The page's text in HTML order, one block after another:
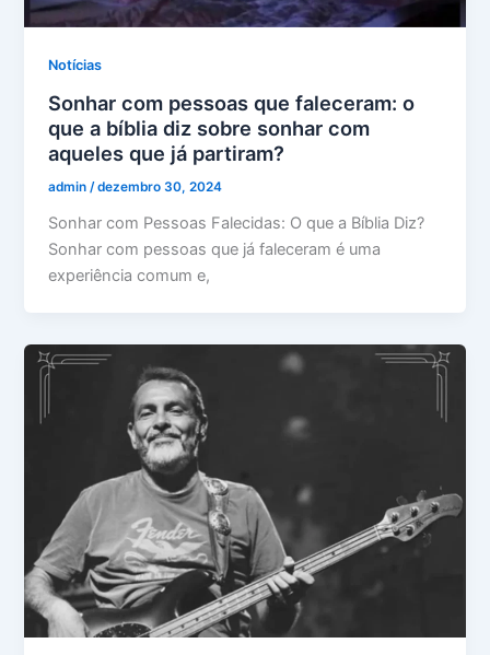
Notícias
Sonhar com pessoas que faleceram: o
que a bíblia diz sobre sonhar com
aqueles que já partiram?
admin/dezembro 30, 2024
Sonhar com Pessoas Falecidas: O que a Bíblia Diz?
Sonhar com pessoas que já faleceram é uma
experiência comum e,